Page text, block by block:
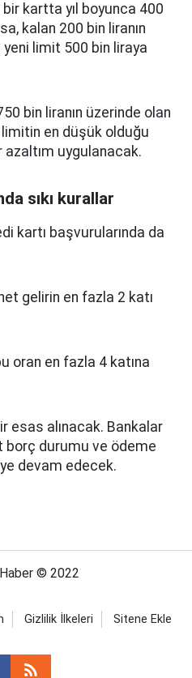
kartta yıl boyunca 400
kalan 200 bin liranın
limit 500 bin liraya
bin liranın üzerinde olan
en düşük olduğu
azaltım uygulanacak.
sıkı kurallar
kartı başvurularında da
gelirin en fazla 2 katı
oran en fazla 4 katına
esas alınacak. Bankalar
borç durumu ve ödeme
devam edecek.
© 2022
Gizlilik İlkeleri Sitene Ekle